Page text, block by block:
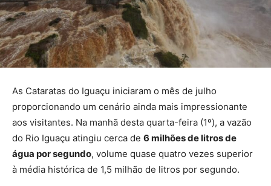
As Cataratas do Iguaçu iniciaram o mês de julho
proporcionando um cenário ainda mais impressionante
aos visitantes. Na manhã desta quarta-feira (1º), a vazão
do Rio Iguaçu atingiu cerca de 6 milhões de litros de
água por segundo, volume quase quatro vezes superior
à média histórica de 1,5 milhão de litros por segundo.